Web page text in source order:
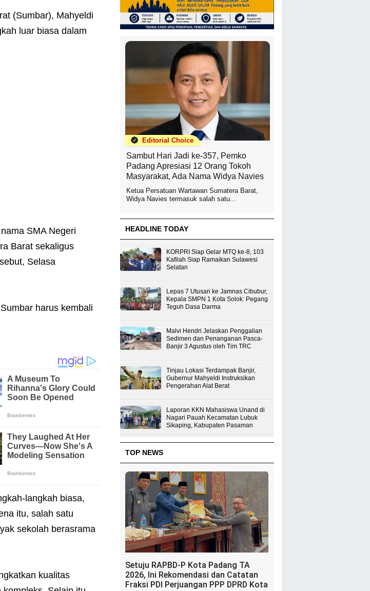
(Sumbar), Mahyeldi
luar biasa dalam
SMA Negeri
Barat sekaligus
Selasa
harus kembali
langkah biasa,
itu, salah satu
sekolah berasrama
kualitas
Editorial Choice
Sambut Hari Jadi ke-357, Pemko
Padang Apresiasi 12 Orang Tokoh
Masyarakat, Ada Nama Widya Navies
Ketua Persatuan Wartawan Sumatera Barat,
Widya Navies termasuk salah satu...
HEADLINE TODAY
KORPRI Siap Gelar MTQ ke-8, 103
Kafilah Siap Ramaikan Sulawesi
Selatan
Lepas 7 Utusan ke Jamnas Cibubur,
Kepala SMPN 1 Kota Solok: Pegang
Teguh Dasa Darma
Malvi Hendri Jelaskan Penggalian
Sedimen dan Penanganan Pasca-
Banjir 3 Agustus oleh Tim TRC
Tinjau Lokasi Terdampak Banjir,
Gubernur Mahyeldi Instruksikan
Pengerahan Alat Berat
Laporan KKN Mahasiswa Unand di
Nagari Pauah Kecamatan Lubuk
Sikaping, Kabupaten Pasaman
TOP NEWS
Setuju RAPBD-P Kota Padang TA
2026, Ini Rekomendasi dan Catatan
Fraksi PDI Perjuangan PPP DPRD Kota